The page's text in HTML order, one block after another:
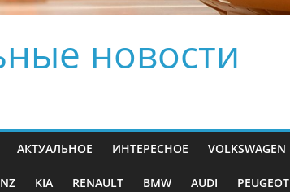
новости
АКТУАЛЬНОЕ ИНТЕРЕСНОЕ VOLKSWAGEN
KIA RENAULT BMW AUDI PEUGEOT